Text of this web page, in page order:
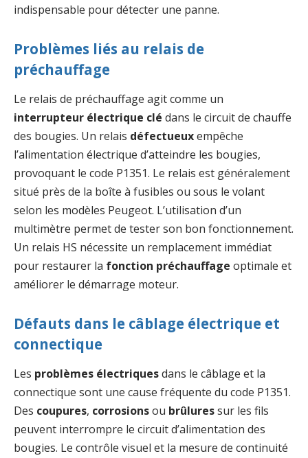
indispensable pour détecter une panne.
Problèmes liés au relais de
préchauffage
Le relais de préchauffage agit comme un
interrupteur électrique clé dans le circuit de chauffe
des bougies. Un relais défectueuxempêche
l’alimentation électrique d’atteindre les bougies,
provoquant le code P1351. Le relais est généralement
situé près de la boîte à fusibles ou sous le volant
selon les modèles Peugeot. L’utilisation d’un
multimètre permet de tester son bon fonctionnement.
Un relais HS nécessite un remplacement immédiat
pour restaurer la fonction préchauffage optimale et
améliorer le démarrage moteur.
Défauts dans le câblage électrique et
connectique
Les problèmes électriquesdans le câblage et la
connectique sont une cause fréquente du code P1351.
Des coupures, corrosionsou brûluressur les fils
peuvent interrompre le circuit d’alimentation des
bougies. Le contrôle visuel et la mesure de continuité